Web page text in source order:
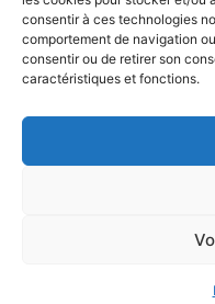
consentir à ces technologies
comportement de navigation
consentir ou de retirer son
caractéristiques et fonctions.